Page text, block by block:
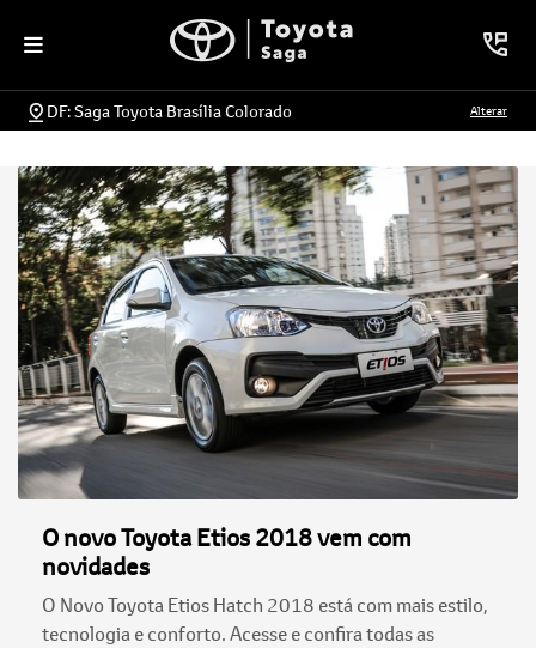
DF: Saga Toyota Brasília Colorado Alterar
O novo Toyota Etios 2018 vem com
novidades
O Novo Toyota Etios Hatch 2018 está com mais estilo,
tecnologia e conforto. Acesse e confira todas as